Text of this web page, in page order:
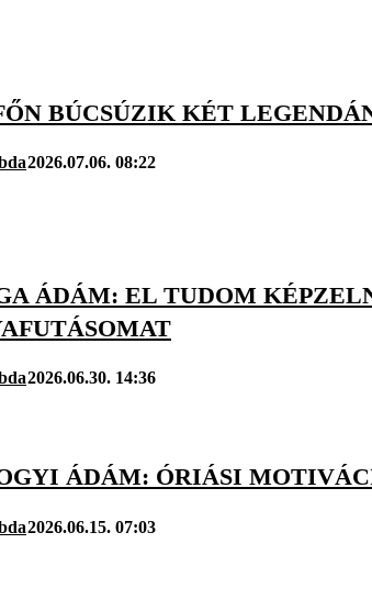
BÚCSÚZIK KÉT
2026.07.06. 08:22
ÁDÁM: EL TUDOM
2026.06.30. 14:36
ÁDÁM: ÓRIÁSI
2026.06.15. 07:03